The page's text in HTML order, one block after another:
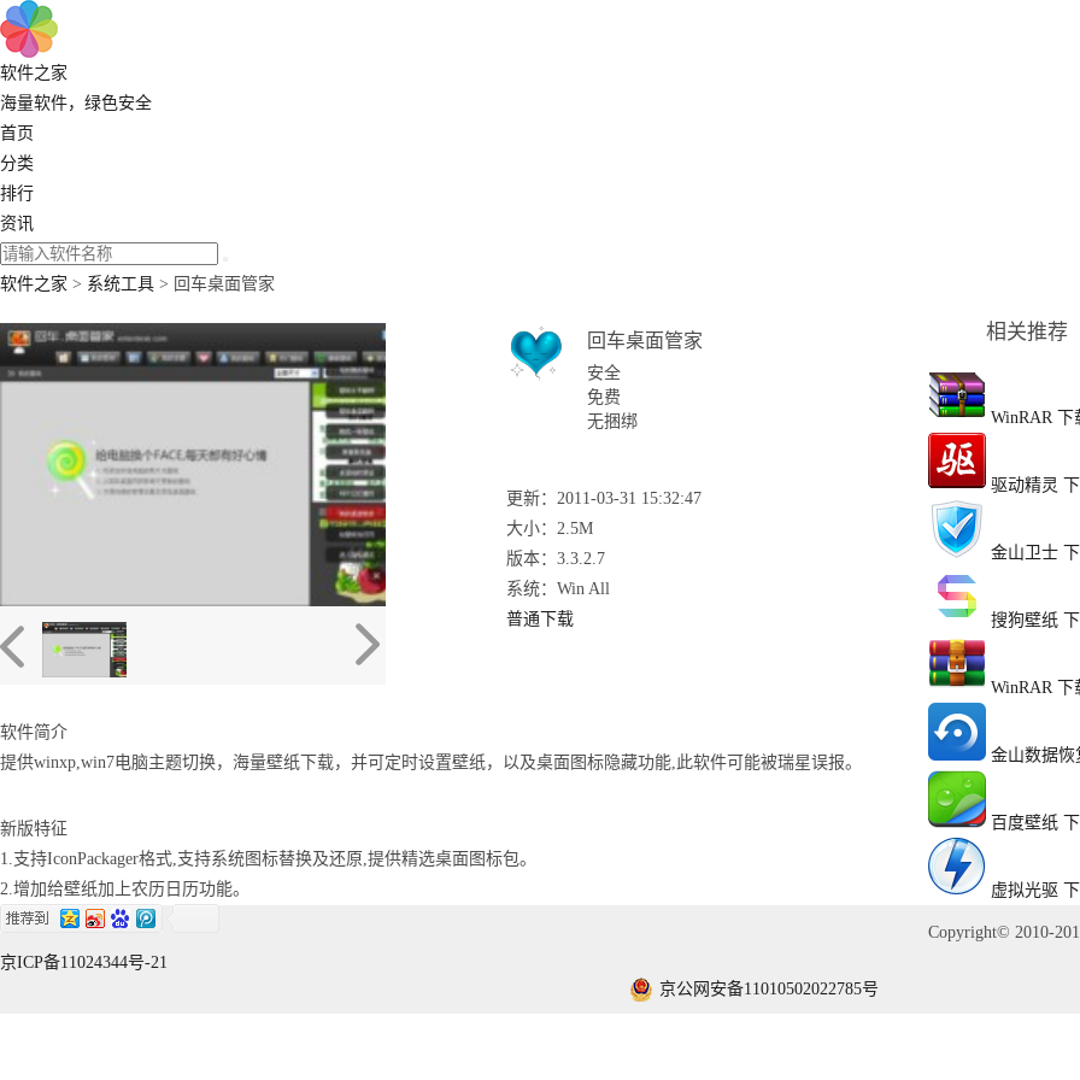
软件之家
海量软件，绿色安全
首页
分类
排行
资讯
软件之家 > 系统工具 > 回车桌面管家
回车桌面管家
安全
免费
无捆绑
更新：2011-03-31 15:32:47
大小：2.5M
版本：3.3.2.7
系统：Win All
普通下载
软件简介
提供winxp,win7电脑主题切换，海量壁纸下载，并可定时设置壁纸，以及桌面图标隐藏功能,此软件可能被瑞星误报。
新版特征
1.支持IconPackager格式,支持系统图标替换及还原,提供精选桌面图标包。
2.增加给壁纸加上农历日历功能。
相关推荐
WinRAR
驱动精灵
金山卫士
搜狗壁纸
WinRAR
金山数据恢
百度壁纸
虚拟光驱
Copyright© 2010-
京ICP备11024344号-21
京公网安备11010502022785号